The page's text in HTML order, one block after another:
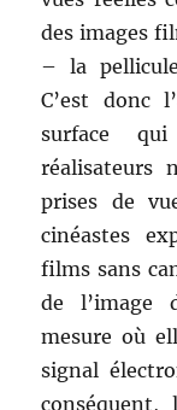
des images
– la
C’est donc
surface
réalisateurs
prises de
cinéastes
films sans
de l’image
mesure où
signal
conséquent,